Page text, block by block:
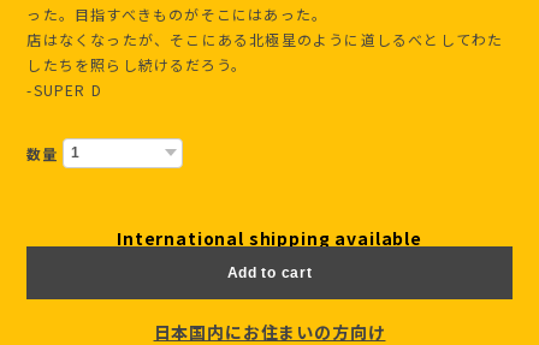
った。目指すべきものがそこにはあった。
店はなくなったが、そこにある北極星のように道しるべとしてわた
したちを照らし続けるだろう。
-SUPER D
数量
International shipping available
Add to cart
日本国内にお住まいの方向け